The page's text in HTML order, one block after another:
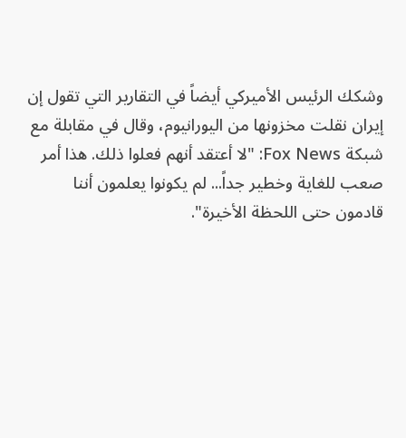
وشكك الرئيس الأميركي أيضاً في التقارير التي تقول إن
إيران نقلت مخزونها من اليورانيوم، وقال في مقابلة مع
شبكة Fox News: "لا أعتقد أنهم فعلوا ذلك. هذا أمر
صعب للغاية وخطير جداً... لم يكونوا يعلمون أننا
قادمون حتى اللحظة الأخيرة".